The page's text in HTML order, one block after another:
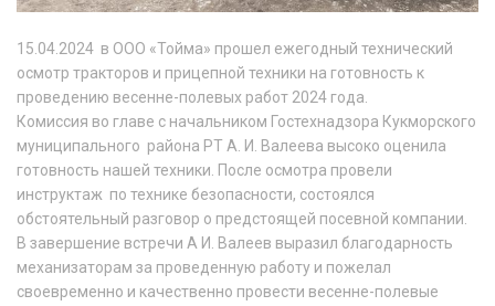
15.04.2024 в ООО «Тойма» прошел ежегодный технический
осмотр тракторов и прицепной техники на готовность к
проведению весенне-полевых работ 2024 года.
Комиссия во главе с начальником Гостехнадзора Кукморского
муниципального района РТ А. И. Валеева высоко оценила
готовность нашей техники. После осмотра провели
инструктаж по технике безопасности, состоялся
обстоятельный разговор о предстоящей посевной компании.
В завершение встречи А И. Валеев выразил благодарность
механизаторам за проведенную работу и пожелал
своевременно и качественно провести весенне-полевые